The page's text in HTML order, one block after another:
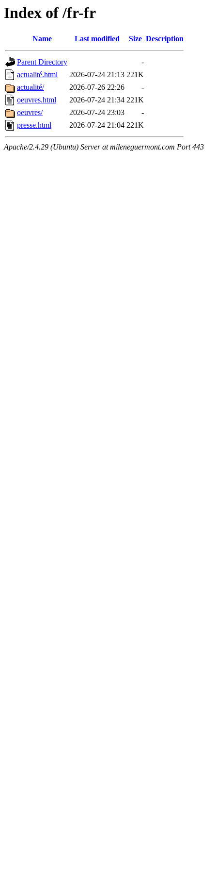
Index of /fr-fr
Name Last modified Size Description
Parent Directory
-
actualité.html
2026-07-24 21:13 221K
actualité/
2026-07-26 22:26
-
oeuvres.html
2026-07-24 21:34 221K
oeuvres/
2026-07-24 23:03
-
presse.html
2026-07-24 21:04 221K
Apache/2.4.29 (Ubuntu) Server at mileneguermont.com Port 443